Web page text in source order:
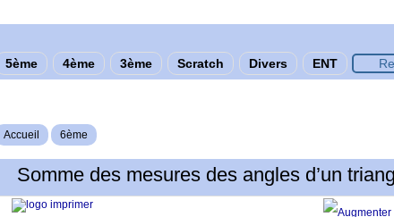
5ème 4ème 3ème Scratch Divers ENT
Accueil 6ème
Somme des mesures des angles d’un